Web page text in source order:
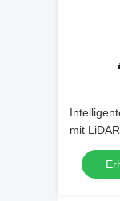
mit